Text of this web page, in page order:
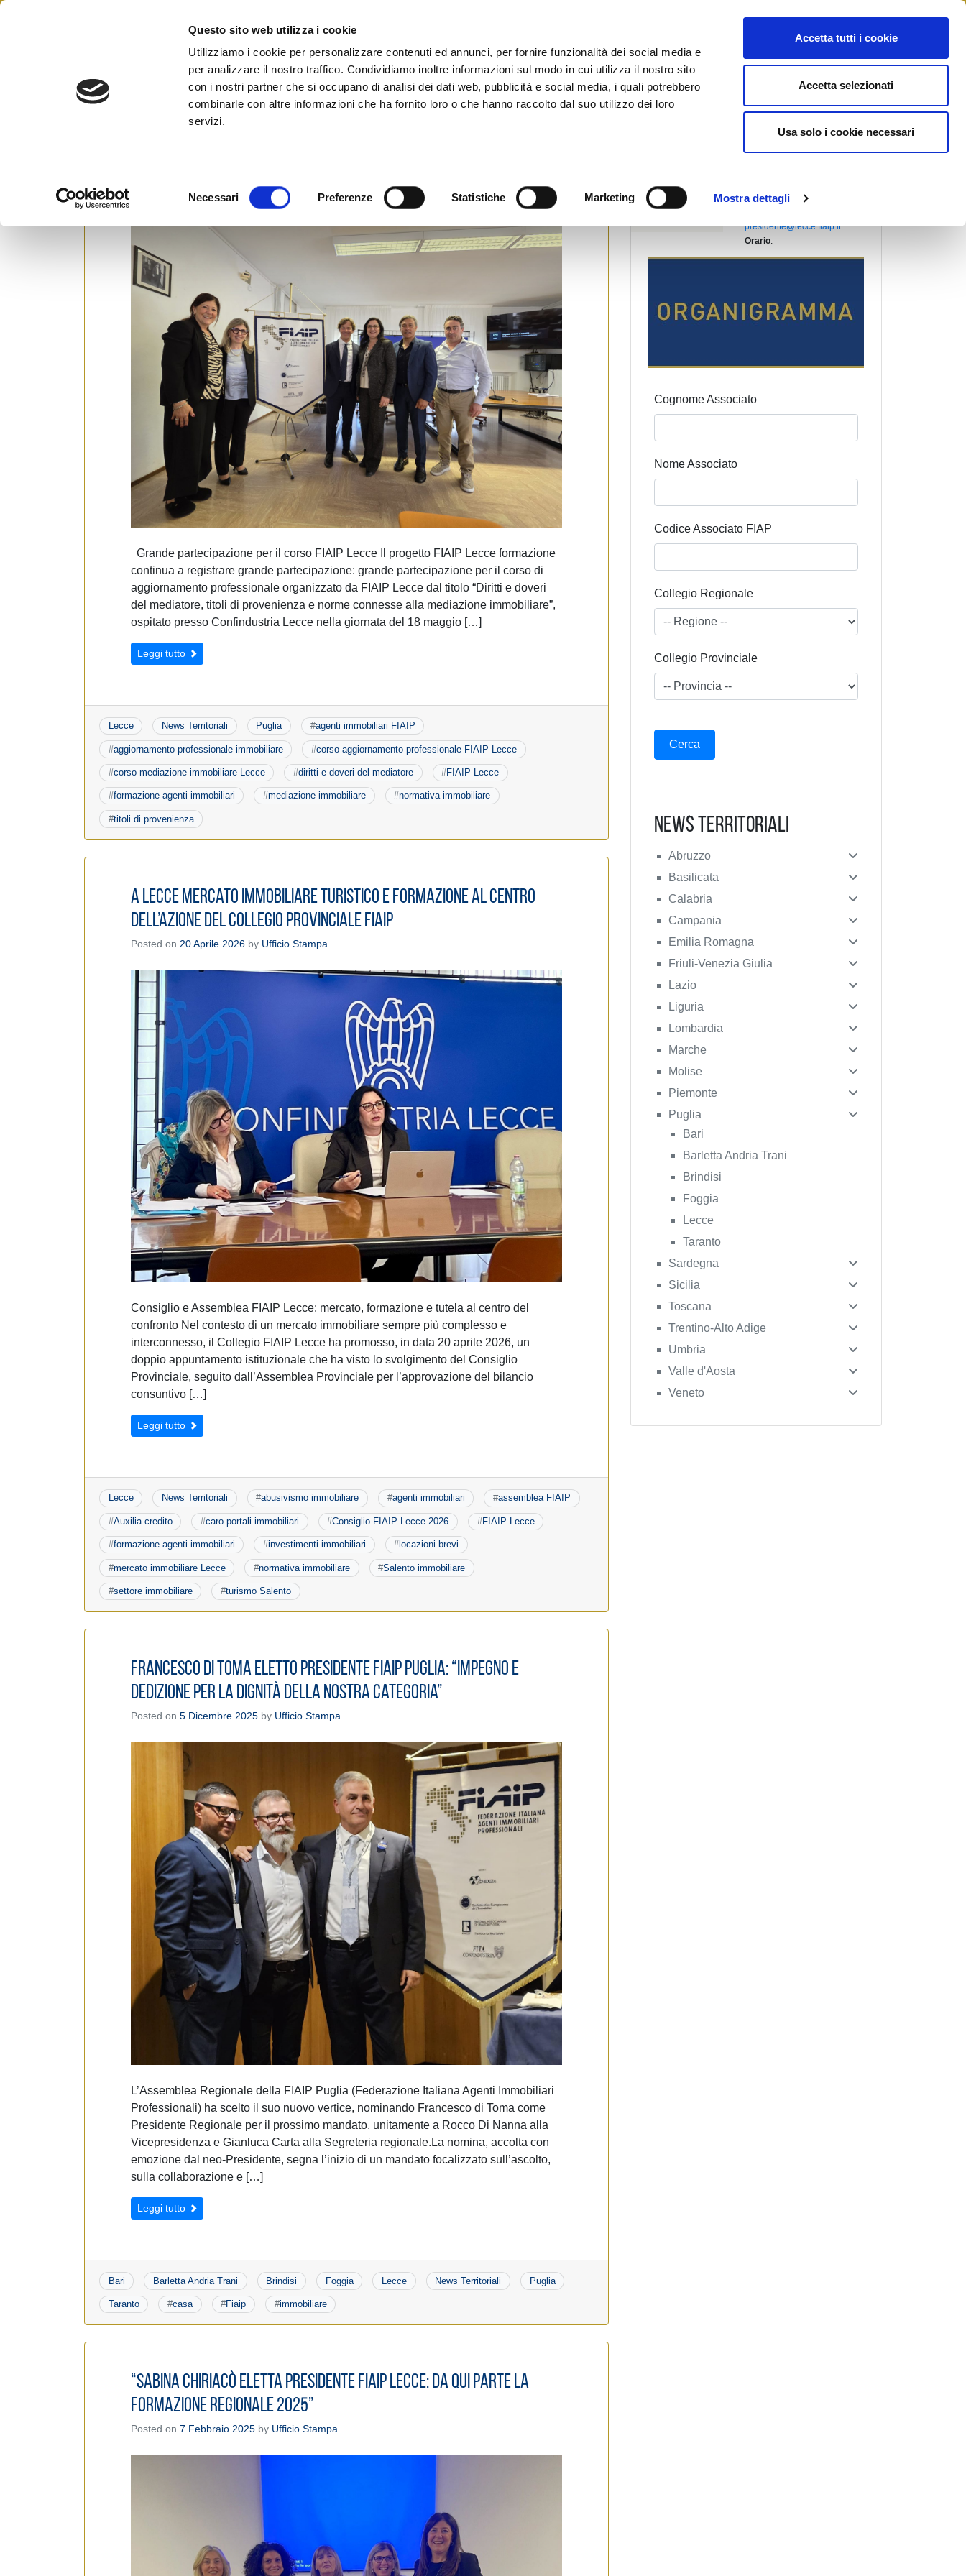
Questo sito web utilizza i cookie
Utilizziamo i cookie per personalizzare contenuti ed annunci, per fornire funzionalità dei social media e
per analizzare il nostro traffico. Condividiamo inoltre informazioni sul modo in cui utilizza il nostro sito
con i nostri partner che si occupano di analisi dei dati web, pubblicità e social media, i quali potrebbero
combinarle con altre informazioni che ha fornito loro o che hanno raccolto dal suo utilizzo dei loro
servizi.
n
o
s
o
Necessari Preferenze Statistiche Marketing Mostra dettagli
Accetta tutti i cookie
Accetta selezionati
Usa solo i cookie necessari
Skip
Federazione Italiana Agenti Immobiliari Professionali
Lecce
Grande partecipazione per il corso FIAIP Lecce Il progetto FIAIP Lecce formazione
continua a registrare grande partecipazione: grande partecipazione per il corso di
aggiornamento professionale organizzato da FIAIP Lecce dal titolo “Diritti e doveri
del mediatore, titoli di provenienza e norme connesse alla mediazione immobiliare”,
ospitato presso Confindustria Lecce nella giornata del 18 maggio […]
Leggi tutto
Lecce News Territoriali Puglia #agenti immobiliari FIAIP
#aggiornamento professionale immobiliare #corso aggiornamento professionale FIAIP Lecce
#corso mediazione immobiliare Lecce #diritti e doveri del mediatore #FIAIP Lecce
#formazione agenti immobiliari #mediazione immobiliare #normativa immobiliare
#titoli di provenienza
A Lecce mercato immobiliare turistico e formazione al centro
dell’azione del Collegio provinciale Fiaip
Posted on 20 Aprile 2026 by Ufficio Stampa
Consiglio e Assemblea FIAIP Lecce: mercato, formazione e tutela al centro del
confronto Nel contesto di un mercato immobiliare sempre più complesso e
interconnesso, il Collegio FIAIP Lecce ha promosso, in data 20 aprile 2026, un
doppio appuntamento istituzionale che ha visto lo svolgimento del Consiglio
Provinciale, seguito dall’Assemblea Provinciale per l’approvazione del bilancio
consuntivo […]
Leggi tutto
Lecce News Territoriali #abusivismo immobiliare #agenti immobiliari #assemblea FIAIP
#Auxilia credito #caro portali immobiliari #Consiglio FIAIP Lecce 2026 #FIAIP Lecce
#formazione agenti immobiliari #investimenti immobiliari # locazioni brevi
#mercato immobiliare Lecce #normativa immobiliare #Salento immobiliare
#settore immobiliare #turismo Salento
Francesco di Toma eletto Presidente FIAIP Puglia: “Impegno e
dedizione per la dignità della nostra categoria”
Posted on 5 Dicembre 2025 by Ufficio Stampa
L’Assemblea Regionale della FIAIP Puglia (Federazione Italiana Agenti Immobiliari
Professionali) ha scelto il suo nuovo vertice, nominando Francesco di Toma come
Presidente Regionale per il prossimo mandato, unitamente a Rocco Di Nanna alla
Vicepresidenza e Gianluca Carta alla Segreteria regionale.​La nomina, accolta con
emozione dal neo-Presidente, segna l’inizio di un mandato focalizzato sull’ascolto,
sulla collaborazione e […]
Leggi tutto
Bari Barletta Andria Trani Brindisi Foggia Lecce News Territoriali Puglia
Taranto #casa #Fiaip #immobiliare
“Sabina Chiriacò eletta Presidente FIAIP Lecce: Da qui parte la
Formazione Regionale 2025”
Posted on 7 Febbraio 2025 by Ufficio Stampa
CHIRIACO' SABINA ELEONORA
:
VIA DEI PLATANI N.1
73013, GALATINA (Lecce)
+39 0836 563993
presidente@lecce.fiaip.it
Orario:
Cognome Associato
Nome Associato
Codice Associato FIAP
Collegio Regionale
Collegio Provinciale
News Territoriali
Abruzzo
Basilicata
Calabria
Campania
Emilia Romagna
Friuli-Venezia Giulia
Lazio
Liguria
Lombardia
Marche
Molise
Piemonte
Puglia
Bari
Barletta Andria Trani
Brindisi
Foggia
Lecce
Taranto
Sardegna
Sicilia
Toscana
Trentino-Alto Adige
Umbria
Valle d'Aosta
Veneto